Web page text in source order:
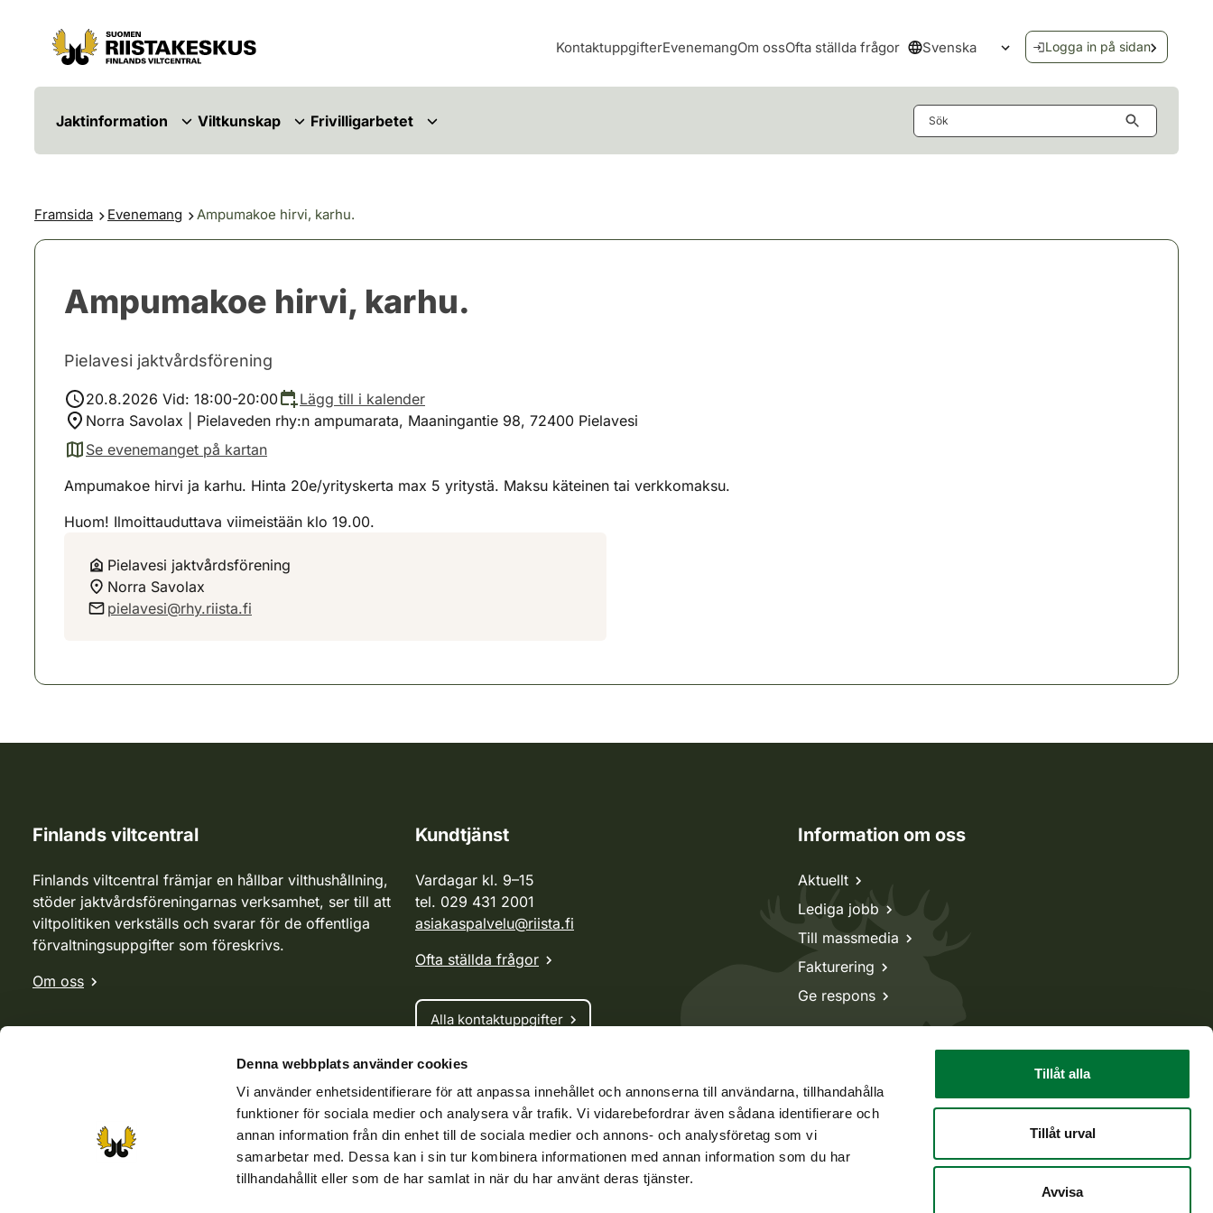
Denna webbplats använder cookies
Vi använder enhetsidentifierare för att anpassa innehållet och annonserna till användarna, tillhandahålla
funktioner för sociala medier och analysera vår trafik. Vi vidarebefordrar även sådana identifierare och
annan information från din enhet till de sociala medier och annons- och analysföretag som vi
samarbetar med. Dessa kan i sin tur kombinera informationen med annan information som du har
tillhandahållit eller som de har samlat in när du har använt deras tjänster.
Tillåt alla
Tillåt urval
Avvisa
Hoppa till innehåll
Gå till webbplatskartan
KontaktuppgifterEvenemangOm ossOfta ställda frågor Svenska
Öppna språkmenyn
Logga in på sidan
Jaktinformation Viltkunskap Frivilligarbetet
Framsida Evenemang Ampumakoe hirvi, karhu.
Ampumakoe hirvi, karhu.
Pielavesi jaktvårdsförening
20.8.2026 Vid: 18:00-20:00
Lägg till i kalender
Norra Savolax | Pielaveden rhy:n ampumarata, Maaningantie 98, 72400 Pielavesi
Se evenemanget på kartan
(avautuu uuteen välilehteen)
Ampumakoe hirvi ja karhu. Hinta 20e/yrityskerta max 5 yritystä. Maksu käteinen tai verkkomaksu.
Huom! Ilmoittauduttava viimeistään klo 19.00.
Pielavesi jaktvårdsförening
Norra Savolax
pielavesi@rhy.riista.fi
Finlands viltcentral
Finlands viltcentral främjar en hållbar vilthushållning,
stöder jaktvårdsföreningarnas verksamhet, ser till att
viltpolitiken verkställs och svarar för de offentliga
förvaltningsuppgifter som föreskrivs.
Om oss
Kundtjänst
Vardagar kl. 9–15
tel. 029 431 2001
asiakaspalvelu@riista.fi
Ofta ställda frågor
Alla kontaktuppgifter
Jaktkort
Oma riista -tjänsten
Ansökan om licenser och dispenser
Information om oss
Aktuellt
Lediga jobb
Till massmedia
Fakturering
Ge respons